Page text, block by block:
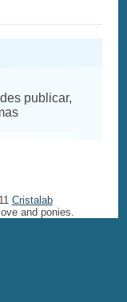
publicar,
Cristalab
and ponies.